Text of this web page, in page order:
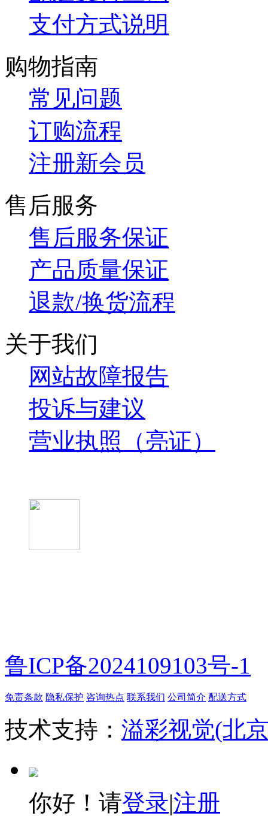
支付方式说明
购物指南
常见问题
订购流程
注册新会员
售后服务
售后服务保证
产品质量保证
退款/换货流程
关于我们
网站故障报告
投诉与建议
营业执照（亮证）
鲁ICP备2024109103号-1
免责条款 隐私保护 咨询热点 联系我们 公司简介 配送方式
技术支持： 溢彩视觉(北
你好！请登录|注册